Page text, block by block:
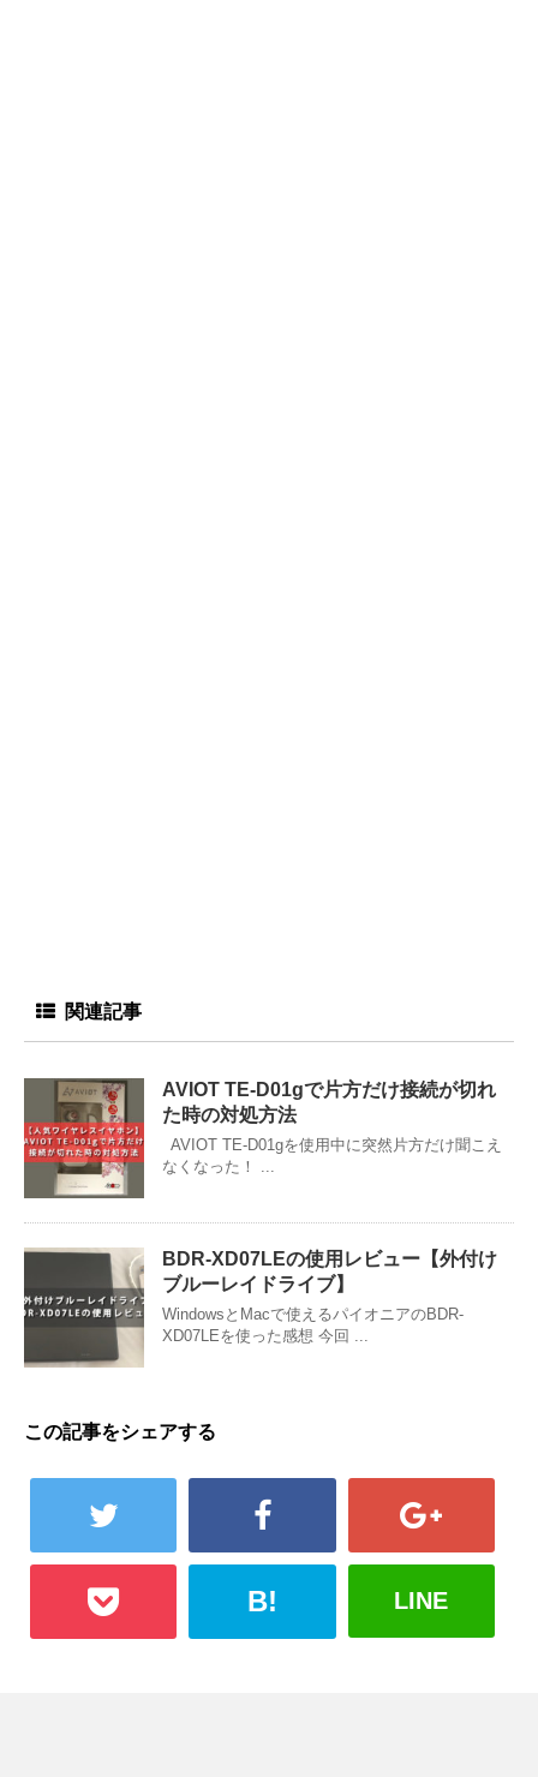
関連記事
AVIOT TE-D01gで片方だけ接続が切れ
た時の対処方法
AVIOT TE-D01gを使用中に突然片方だけ聞こえ
なくなった！ ...
BDR-XD07LEの使用レビュー【外付け
ブルーレイドライブ】
WindowsとMacで使えるパイオニアのBDR-
XD07LEを使った感想 今回 ...
この記事をシェアする
B! LINE